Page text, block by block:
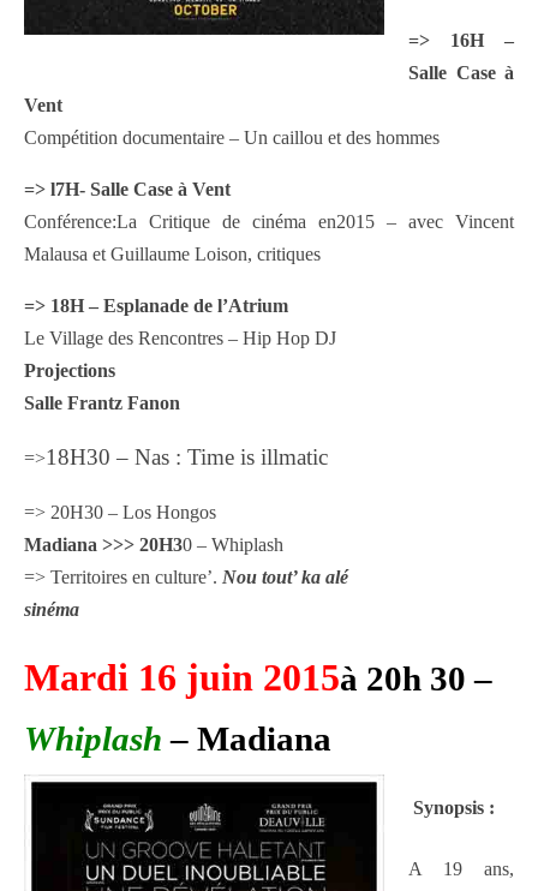
=> 16H –
Salle Case à
Vent
Compétition documentaire – Un caillou et des hommes
=> l7H- Salle Case à Vent
Conférence:La Critique de cinéma en2015 – avec Vincent
Malausa et Guillaume Loison, critiques
=> 18H – Esplanade de l’Atrium
Le Village des Rencontres – Hip Hop DJ
Projections
Salle Frantz Fanon
=>18H30 – Nas : Time is illmatic
=> 20H30 – Los Hongos
Madiana >>> 20H30 – Whiplash
=> Territoires en culture’. Nou tout’ ka alé
sinéma
Mardi 16 juin 2015à 20h 30 –
Whiplash – Madiana
Synopsis :
A 19 ans,